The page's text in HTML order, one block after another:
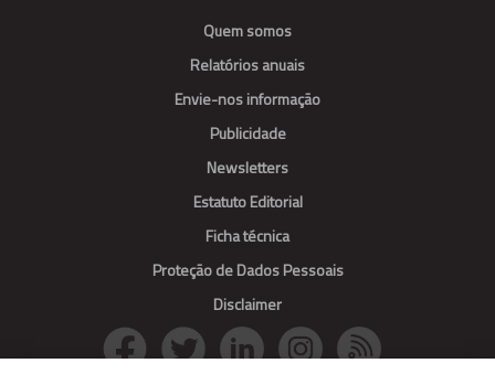
Quem somos
Relatórios anuais
Envie-nos informação
Publicidade
Newsletters
Estatuto Editorial
Ficha técnica
Proteção de Dados Pessoais
Disclaimer